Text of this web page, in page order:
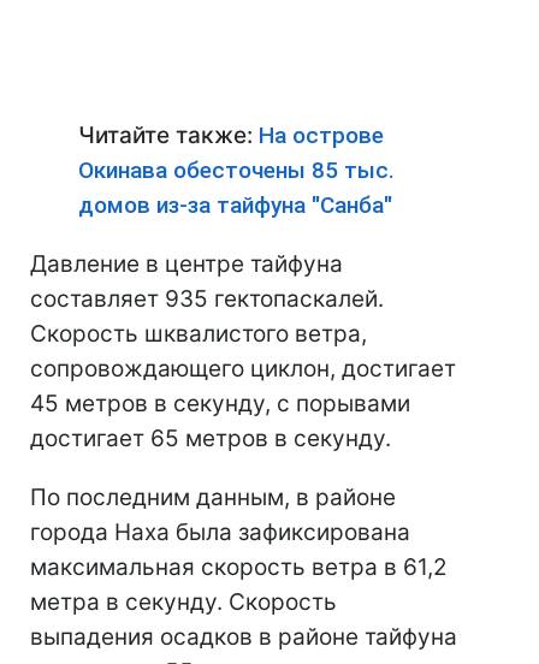
Читайте также: На острове
Окинава обесточены 85 тыс.
домов из-за тайфуна "Санба"
Давление в центре тайфуна
составляет 935 гектопаскалей.
Скорость шквалистого ветра,
сопровождающего циклон, достигает
45 метров в секунду, с порывами
достигает 65 метров в секунду.
По последним данным, в районе
города Наха была зафиксирована
максимальная скорость ветра в 61,2
метра в секунду. Скорость
выпадения осадков в районе тайфуна